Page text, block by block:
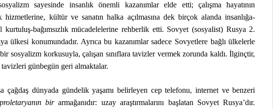
sayesinde insanlık önemli kazanımlar elde etti; çalışma hayatının
kültür ve sanatın halka açılmasına dek birçok alanda insanlığa-
bağımsızlık mücadelelerine rehberlik etti. Sovyet (sosyalist) Rusya 2.
ülkesi konumundadır. Ayrıca bu kazanımlar sadece Sovyetlere bağlı ülkelerle
sosyalizm korkusuyla, çalışan sınıflara tavizler vermek zorunda kaldı. İlginçtir,
tavizleri günbegün geri almaktalar.
dünyada gündelik yaşamı belirleyen cep telefonu, internet ve benzeri
proletaryanın birarmağanıdır: uzay araştırmalarını başlatan Sovyet Rusya’dır.